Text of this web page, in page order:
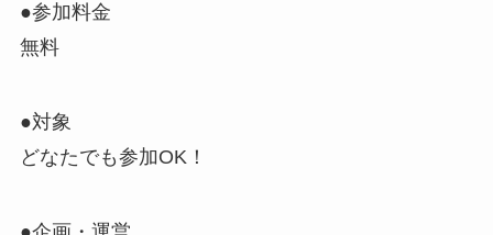
●参加料金
無料
●対象
どなたでも参加OK！